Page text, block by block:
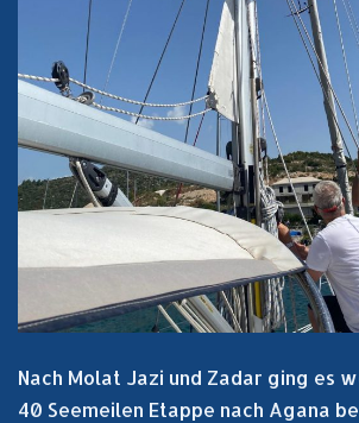
Nach Molat Jazi und Zadar ging es
40 Seemeilen Etappe nach Agana